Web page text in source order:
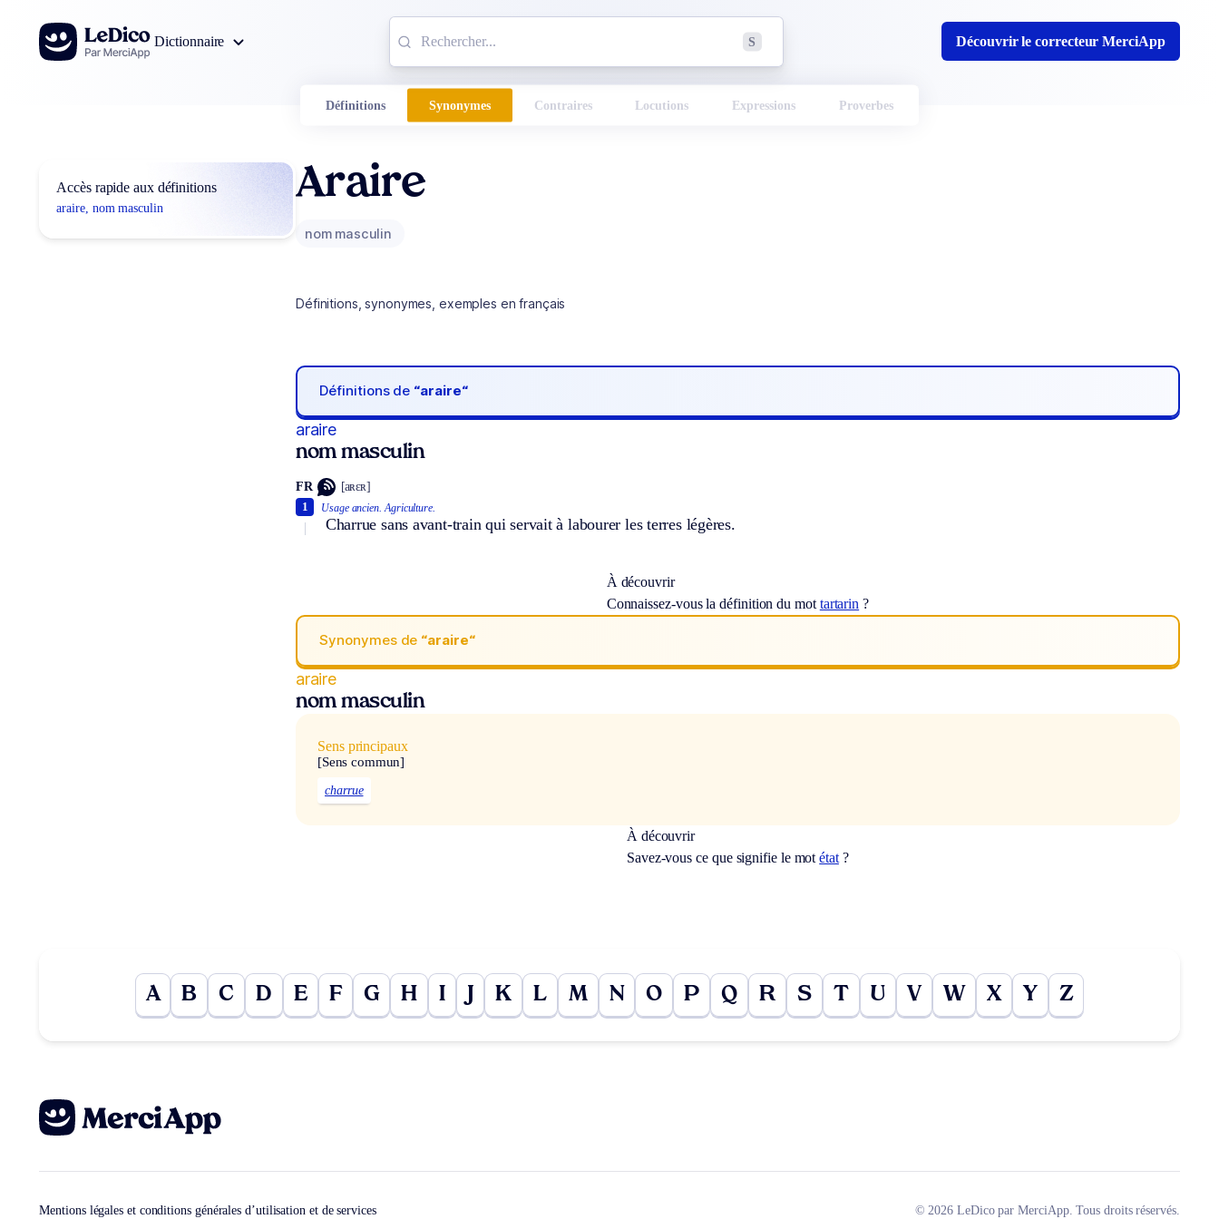
Aller au contenu
Dictionnaire
S Découvrir le correcteur MerciApp
Définitions Synonymes Contraires Locutions Expressions Proverbes
Accès rapide aux définitions
araire, nom masculin
Araire
nom masculin
Définitions, synonymes, exemples en français
Définitions de “araire“
araire
nom masculin
FR [aʀɛʀ]
Usage ancien. Agriculture.
Charrue sans avant-train qui servait à labourer les terres légères.
1
À découvrir
Connaissez-vous la définition du mot tartarin ?
Synonymes de “araire“
araire
nom masculin
Sens principaux
[Sens commun]
charrue
À découvrir
Savez-vous ce que signifie le motétat?
A B C D E F G H I J K L M N O P Q R S T U V W X Y Z
Mentions légales et conditions générales d’utilisation et de services © 2026 LeDico par MerciApp. Tous droits réservés.